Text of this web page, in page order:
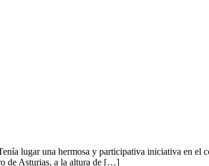
lugar una hermosa y participativa iniciativa en
de Asturias, a la altura de […]